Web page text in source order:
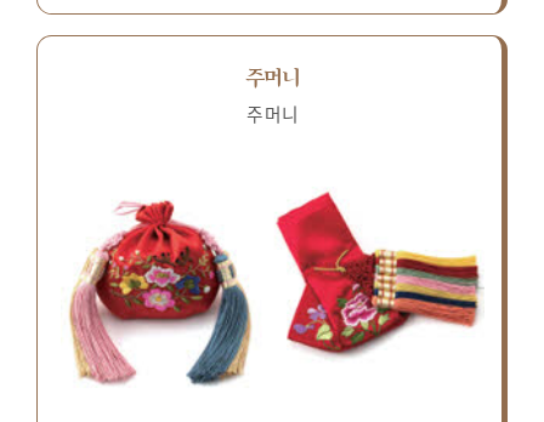
주머니
주머니